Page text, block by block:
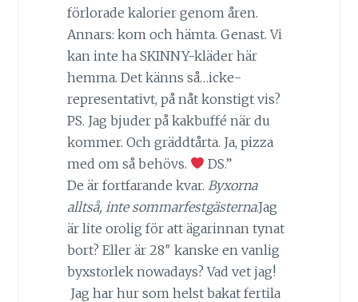
förlorade kalorier genom åren.
Annars: kom och hämta. Genast. Vi
kan inte ha SKINNY-kläder här
hemma. Det känns så…icke-
representativt, på nåt konstigt vis?
PS. Jag bjuder på kakbuffé när du
kommer. Och gräddtårta. Ja, pizza
med om så behövs.
DS.”
De är fortfarande kvar. Byxorna
alltså, inte sommarfestgästerna.Jag
är lite orolig för att ägarinnan tynat
bort? Eller är 28″ kanske en vanlig
byxstorlek nowadays? Vad vet jag!
Jag har hur som helst bakat fertila